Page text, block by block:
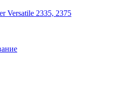
Versatile 2335, 2375